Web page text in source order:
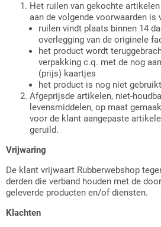
Het ruilen van gekochte
aan de volgende voorwaarden is
ruilen vindt plaats binnen 14
overlegging van de originele
het product wordt
verpakking c.q. met de nog
(prijs) kaartjes
het product is nog niet gebruikt
Afgeprijsde artikelen, niet-
levensmiddelen, op maat
voor de klant aangepaste
geruild.
Vrijwaring
De klant vrijwaart Rubberwebshop
derden die verband houden met de
geleverde producten en/of diensten.
Klachten